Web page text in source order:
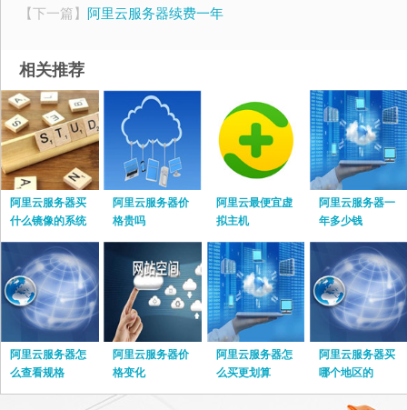
【下一篇】 阿里云服务器续费一年
相关推荐
阿里云服务器买
什么镜像的系统
阿里云服务器价
格贵吗
阿里云最便宜虚
拟主机
阿里云服务器一
年多少钱
阿里云服务器怎
么查看规格
阿里云服务器价
格变化
阿里云服务器怎
么买更划算
阿里云服务器买
哪个地区的